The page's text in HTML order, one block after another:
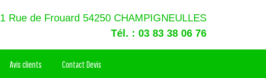
1 Rue de Frouard 54250 CHAMPIGNEULLES
Tél. : 03 83 38 06 76
Avis clients Contact Devis